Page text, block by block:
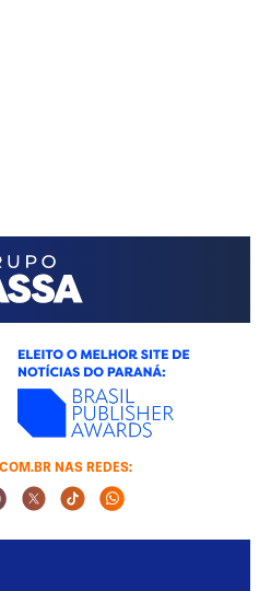
NAS REDES:
Social Media
Social Media
Youtube Social Media
Twitter Social Media
Tiktok Social Media
Whatsapp